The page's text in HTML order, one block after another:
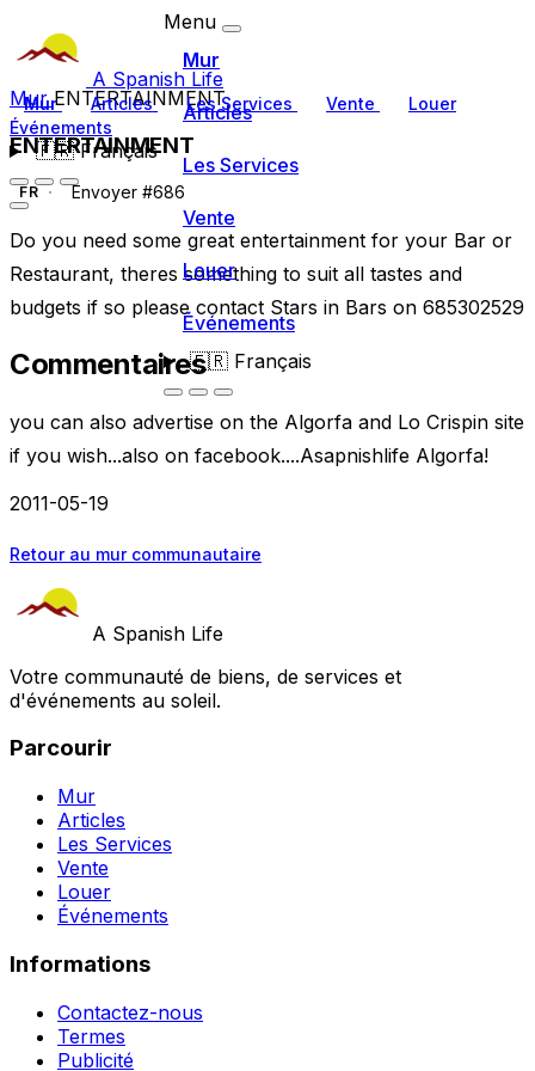
A Spanish Life
Mur Articles Les Services Vente
Louer
Événements
🇫🇷Français
Menu
Mur
Articles
Les Services
Vente
Louer
Événements
🇫🇷Français
MurENTERTAINMENT
ENTERTAINMENT
FR Envoyer #686
Do you need some great entertainment for your Bar or
Restaurant, theres something to suit all tastes and
budgets if so please contact Stars in Bars on 685302529
Commentaires
you can also advertise on the Algorfa and Lo Crispin site
if you wish...also on facebook....Asapnishlife Algorfa!
2011-05-19
Retour au mur communautaire
A Spanish Life
Votre communauté de biens, de services et
d'événements au soleil.
Parcourir
Mur
Articles
Les Services
Vente
Louer
Événements
Informations
Contactez-nous
Termes
Publicité